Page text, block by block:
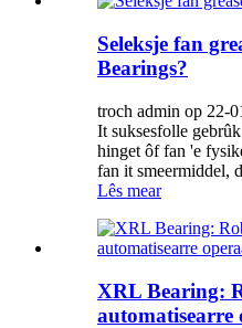
Seleksje fan
Bearings?
troch admin op 22-
It suksesfolle
hinget ôf fan 'e
fan it smeermiddel,
Lês mear
XRL Bearing:
automatisearre